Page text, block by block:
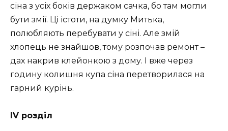
сіна з усіх боків держаком сачка, бо там могли
бути змії. Ці істоти, на думку Митька,
полюбляють перебувати у сіні. Але змій
хлопець не знайшов, тому розпочав ремонт –
дах накрив клейонкою з дому. І вже через
годину колишня купа сіна перетворилася на
гарний курінь.
IV розділ